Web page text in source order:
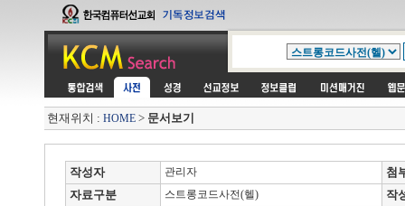
현재위치 : HOME > 문서보기
작성자 관리자
첨
자료구분
스트롱코드사전(헬)
작